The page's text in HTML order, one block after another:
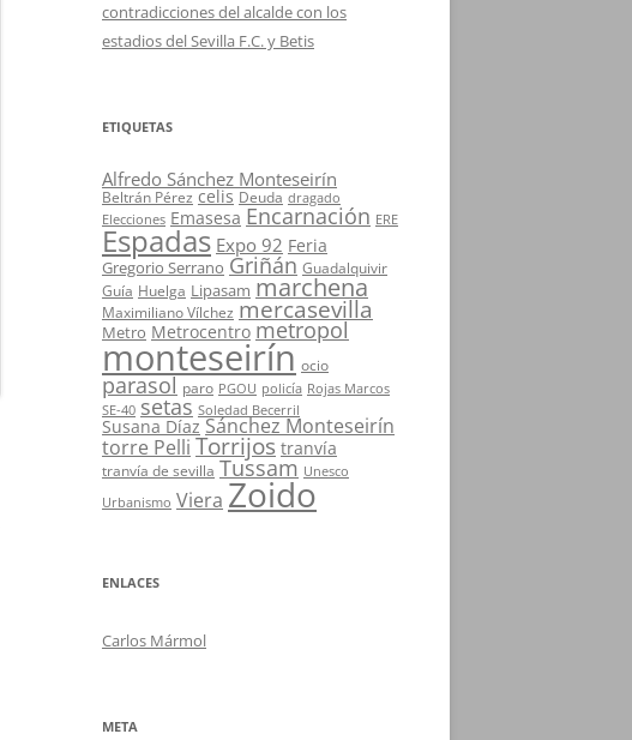
contradicciones del alcalde con los
estadios del Sevilla F.C. y Betis
ETIQUETAS
Alfredo Sánchez Monteseirín
Beltrán Pérez celis Deuda dragado
Elecciones Emasesa Encarnación ERE
Espadas Expo 92 Feria
Gregorio Serrano Griñán Guadalquivir
Guía Huelga Lipasam marchena
Maximiliano Vílchez mercasevilla
Metro Metrocentro metropol
monteseirín ocio
parasol paro PGOU policía Rojas Marcos
SE-40 setas Soledad Becerril
Susana Díaz Sánchez Monteseirín
torre Pelli Torrijos tranvía
tranvía de sevilla Tussam Unesco
Urbanismo Viera Zoido
ENLACES
Carlos Mármol
META